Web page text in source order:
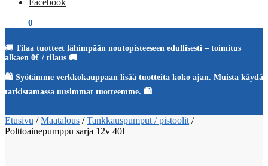
0
🚚 Tilaa tuotteet lähimpään noutopisteeseen edullisesti – toimitus
alkaen 0€ / tilaus 🚚
🛍️ Syötämme verkkokauppaan lisää tuotteita koko ajan. Muista käydä
tarkistamassa uusimmat tuotteemme. 🛍️
Etusivu /Maatalous /Tankkauspumput / pistoolit /
Polttoainepumppu sarja 12v 40l